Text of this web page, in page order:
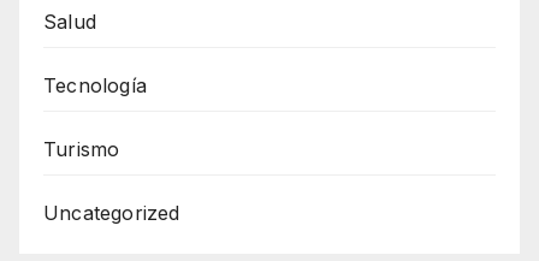
Salud
Tecnología
Turismo
Uncategorized